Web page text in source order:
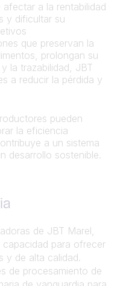
a la rentabilidad
y dificultar su
que preservan la
prolongan su
la trazabilidad, JBT
a reducir la pérdida y
pueden
la eficiencia
a un sistema
desarrollo sostenible.
de JBT Marel,
para ofrecer
y de alta calidad.
de procesamiento de